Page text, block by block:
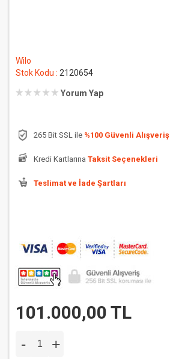
Wilo
Stok Kodu : 2120654
Yorum Yap
265 Bit SSL ile %100 Güvenli Alışveriş
Kredi Kartlarına Taksit Seçenekleri
Teslimat ve İade Şartları
101.000,00 TL
- +